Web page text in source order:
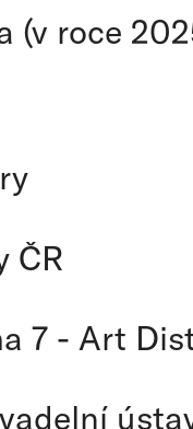
(v roce
ČR
7 - Art